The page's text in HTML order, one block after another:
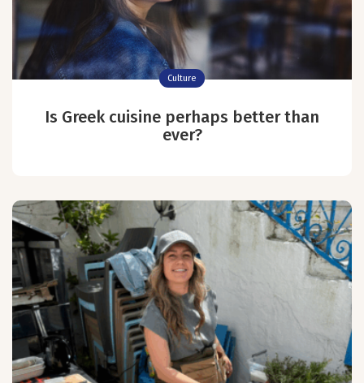
Culture
Is Greek cuisine perhaps better than
ever?